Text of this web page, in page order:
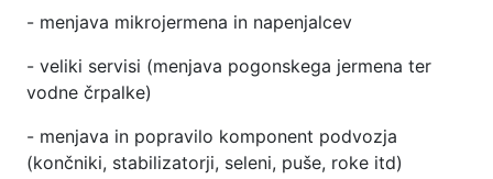
- menjava mikrojermena in napenjalcev
- veliki servisi (menjava pogonskega jermena ter
vodne črpalke)
- menjava in popravilo komponent podvozja
(končniki, stabilizatorji, seleni, puše, roke itd)